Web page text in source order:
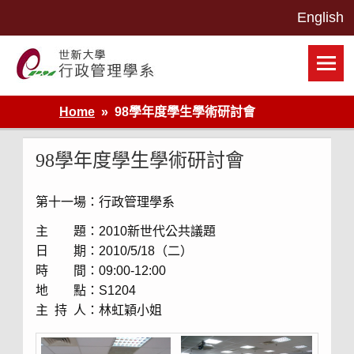
世新大學行政管理學系網站
Home
98學年度學生學術研討會
98學年度學生學術研討會
第十一場：行政管理學系
主 題：2010新世代公共議題
日 期：2010/5/18（二）
時 間：09:00-12:00
地 點：S1204
主 持 人：林虹穎小姐